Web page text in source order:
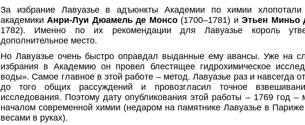
За избрание Лавуазье в адъюнкты Академии по химии
академикиАнри-Луи Дюамель де Монсо (1700–1781) иЭтьен Миньо
1782). Именно по их рекомендации для Лавуазье король
дополнительное место.
Но Лавуазье очень быстро оправдал выданные ему авансы. Уже на
избрания в Академию он провел блестящее гидрохимическое
воды». Самое главное в этой работе – метод. Лавуазье раз и навсегда
до того общих рассуждений и провозгласил точное
исследования. Поэтому дату опубликования этой работы – 1769 год –
началом современной химии (недаром на памятнике Лавуазье в
весами в руках).